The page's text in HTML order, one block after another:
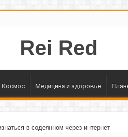
Rei Red
Космос Медицина и здоровье
в содеянном через интернет